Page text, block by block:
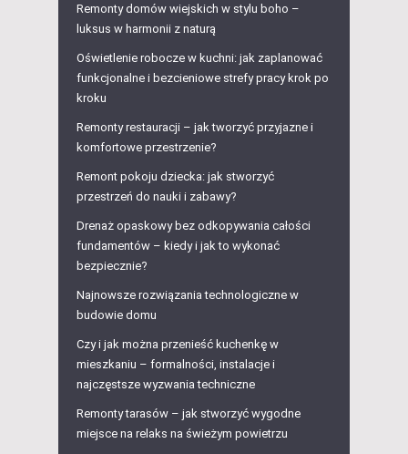
Remonty domów wiejskich w stylu boho –
luksus w harmonii z naturą
Oświetlenie robocze w kuchni: jak zaplanować
funkcjonalne i bezcieniowe strefy pracy krok po
kroku
Remonty restauracji – jak tworzyć przyjazne i
komfortowe przestrzenie?
Remont pokoju dziecka: jak stworzyć
przestrzeń do nauki i zabawy?
Drenaż opaskowy bez odkopywania całości
fundamentów – kiedy i jak to wykonać
bezpiecznie?
Najnowsze rozwiązania technologiczne w
budowie domu
Czy i jak można przenieść kuchenkę w
mieszkaniu – formalności, instalacje i
najczęstsze wyzwania techniczne
Remonty tarasów – jak stworzyć wygodne
miejsce na relaks na świeżym powietrzu